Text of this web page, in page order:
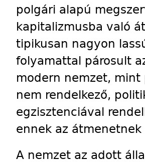
polgári alapú
kapitalizmusba való
tipikusan nagyon
folyamattal párosult
modern nemzet, mint
nem rendelkező,
egzisztenciával
ennek az átmenetnek
A nemzet az adott